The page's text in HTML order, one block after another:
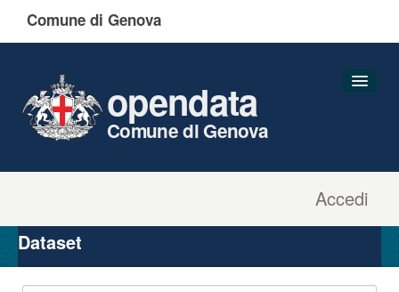
Comune di Genova
Accedi
opendata
Comune di Genova
Organizzazioni
Gruppi
Dataset